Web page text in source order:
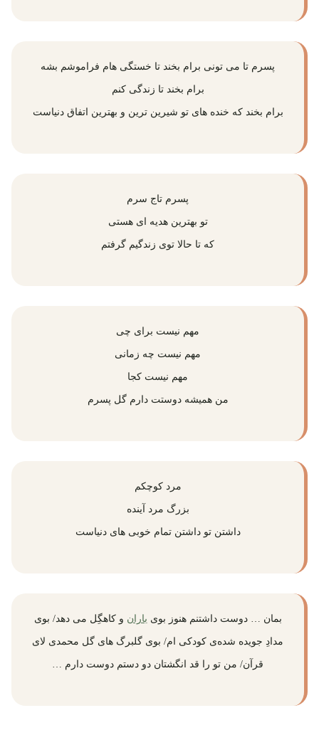
پسرم تا می تونی برام بخند تا خستگی هام فراموشم بشه
برام بخند تا زندگی‌ کنم
برام بخند که خنده‌ های تو شیرین ترین و بهترین اتفاق دنیاست
پسرم تاج سرم
تو بهترین هدیه ای هستی
که تا حالا توی زندگیم گرفتم
مهم نیست برای چی
مهم نیست چه زمانی
مهم نیست کجا
من همیشه دوستت دارم گل پسرم
مرد کوچکم
بزرگ مرد آینده
داشتن تو داشتن تمام خوبی های دنیاست
بمان … دوست داشتنم هنوز بوی باران و کاهگِل می‌ دهد/ بوی
مدادِ جویده شده‌ی کودکی ‌ام/ بوی گلبرگ‌ های گل محمدی لای
قرآن/ من تو را قد انگشتان دو دستم دوست دارم …